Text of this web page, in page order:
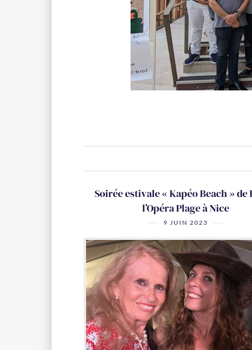
Soirée estivale « Kapéo Beach » de
l’Opéra Plage à Nice
9 JUIN 2023